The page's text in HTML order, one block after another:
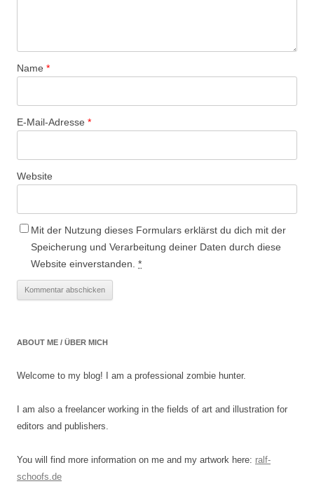
Name *
E-Mail-Adresse *
Website
Mit der Nutzung dieses Formulars erklärst du dich mit der
Speicherung und Verarbeitung deiner Daten durch diese
Website einverstanden. *
ABOUT ME / ÜBER MICH
Welcome to my blog! I am a professional zombie hunter.
I am also a freelancer working in the fields of art and illustration for
editors and publishers.
You will find more information on me and my artwork here: ralf-
schoofs.de